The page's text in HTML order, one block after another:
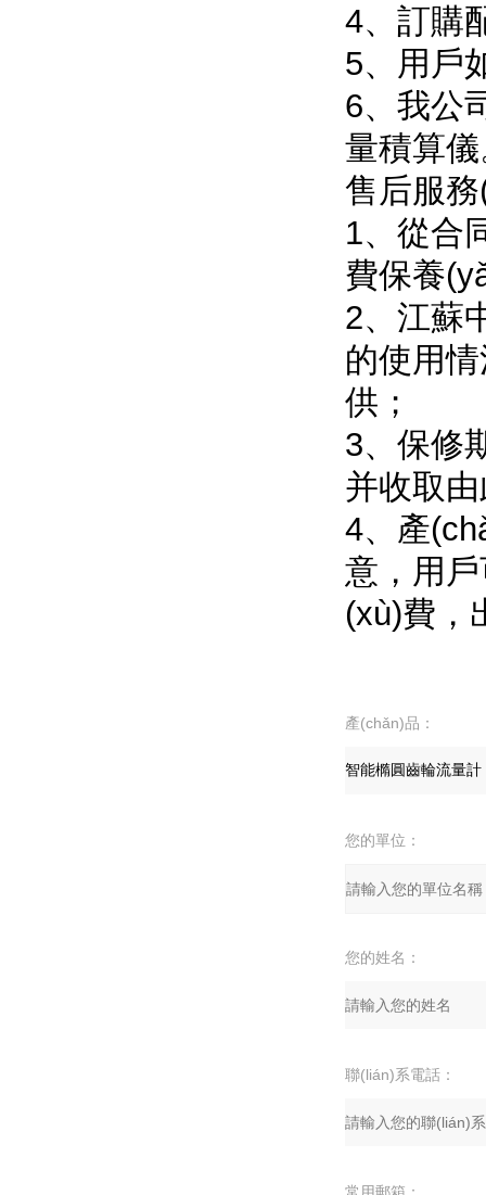
4、訂購
5、用戶
6、
量積算儀
售后服
1、從
費保養
2、
的使用
供；
3、保修
并收取由
4、
意
(xù)費
產(chǎn)品：
您的單位：
您的姓名：
聯(lián)系電話：